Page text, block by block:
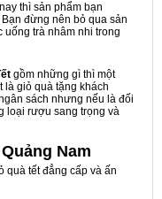
thì sản phẩm bạn
đừng nên bỏ qua sản
trà nhâm nhi trong
gồm những gì thì một
là giỏ quà tặng khách
sách nhưng nếu là đối
loại rượu sang trọng và
Nam
quà tết đẳng cấp và ấn